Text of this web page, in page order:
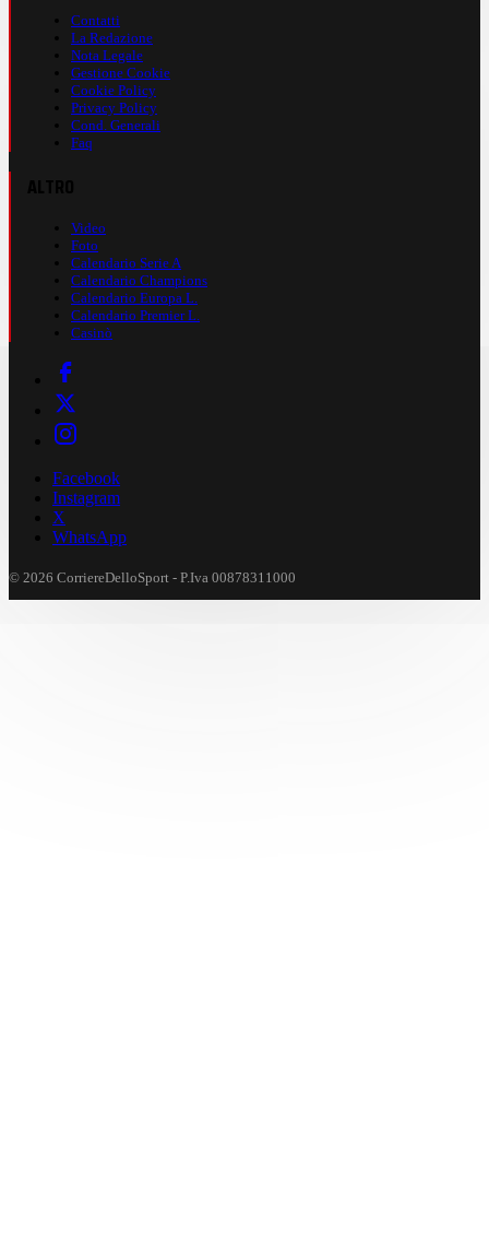
Contatti
La Redazione
Nota Legale
Gestione Cookie
Cookie Policy
Privacy Policy
Cond. Generali
Faq
Video
Foto
Calendario Serie A
Calendario Champions
Calendario Europa L.
Calendario Premier L.
Casinò
Facebook
Instagram
X
WhatsApp
© 2026 CorriereDelloSport - P.Iva 00878311000